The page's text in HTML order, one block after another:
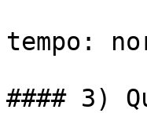
tempo:
#### 3)